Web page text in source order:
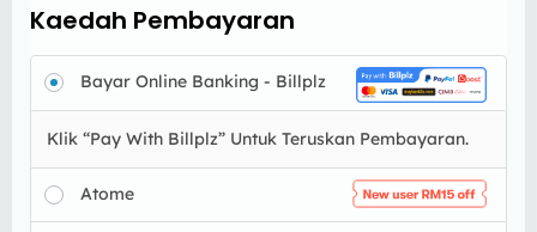
Kaedah Pembayaran
Bayar Online Banking - Billplz
Klik “Pay With Billplz” Untuk Teruskan Pembayaran.
Atome